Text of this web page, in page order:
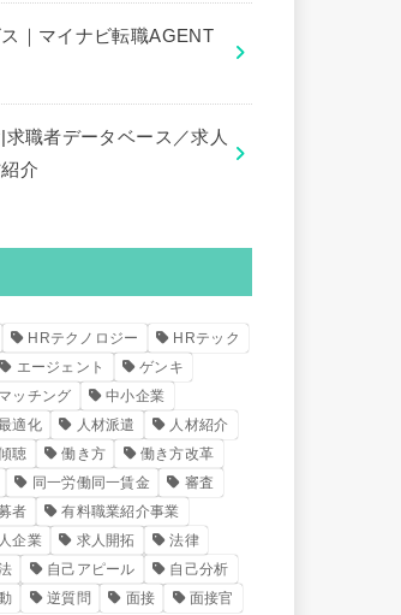
｜マイナビ転職AGENT
求職者データベース／求人
介
HRテクノロジー
HRテック
エージェント
ゲンキ
マッチング
中小企業
適化 人材派遣
人材紹介
聴 働き方
働き方改革
同一労働同一賃金
審査
者
有料職業紹介事業
企業 求人開拓
法律
自己アピール
自己分析
逆質問 面接 面接官